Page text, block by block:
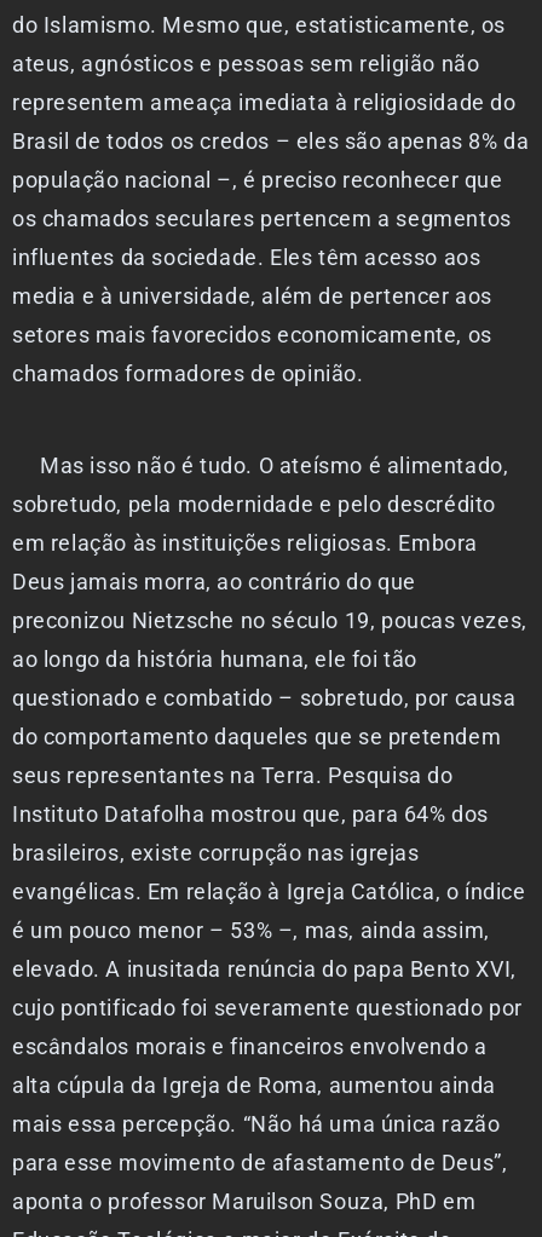
do Islamismo. Mesmo que, estatisticamente, os
ateus, agnósticos e pessoas sem religião não
representem ameaça imediata à religiosidade do
Brasil de todos os credos – eles são apenas 8% da
população nacional –, é preciso reconhecer que
os chamados seculares pertencem a segmentos
influentes da sociedade. Eles têm acesso aos
media e à universidade, além de pertencer aos
setores mais favorecidos economicamente, os
chamados formadores de opinião.
Mas isso não é tudo. O ateísmo é alimentado,
sobretudo, pela modernidade e pelo descrédito
em relação às instituições religiosas. Embora
Deus jamais morra, ao contrário do que
preconizou Nietzsche no século 19, poucas vezes,
ao longo da história humana, ele foi tão
questionado e combatido – sobretudo, por causa
do comportamento daqueles que se pretendem
seus representantes na Terra. Pesquisa do
Instituto Datafolha mostrou que, para 64% dos
brasileiros, existe corrupção nas igrejas
evangélicas. Em relação à Igreja Católica, o índice
é um pouco menor – 53% –, mas, ainda assim,
elevado. A inusitada renúncia do papa Bento XVI,
cujo pontificado foi severamente questionado por
escândalos morais e financeiros envolvendo a
alta cúpula da Igreja de Roma, aumentou ainda
mais essa percepção. “Não há uma única razão
para esse movimento de afastamento de Deus”,
aponta o professor Maruilson Souza, PhD em